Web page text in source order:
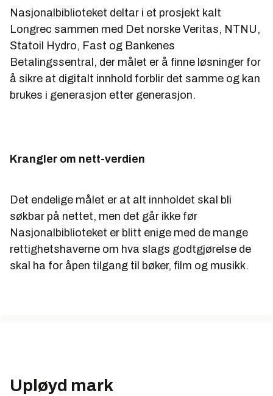
Nasjonalbiblioteket deltar i et prosjekt kalt
Longrec sammen med Det norske Veritas, NTNU,
Statoil Hydro, Fast og Bankenes
Betalingssentral, der målet er å finne løsninger for
å sikre at digitalt innhold forblir det samme og kan
brukes i generasjon etter generasjon.
Krangler om nett-verdien
Det endelige målet er at alt innholdet skal bli
søkbar på nettet, men det går ikke før
Nasjonalbiblioteket er blitt enige med de mange
rettighetshaverne om hva slags godtgjørelse de
skal ha for åpen tilgang til bøker, film og musikk.
Upløyd mark